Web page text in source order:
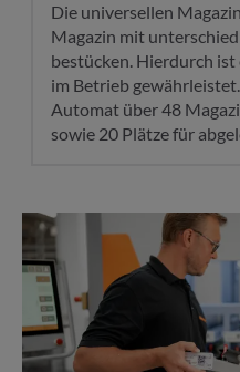
Die universellen
Magazin mit
bestücken. Hierdurch
im Betrieb
Automat über 48
sowie 20 Plätze für